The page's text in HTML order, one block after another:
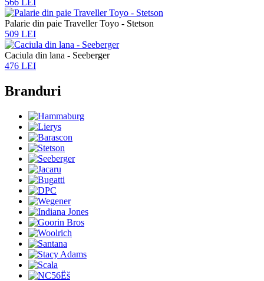
566 LEI
Palarie din paie Traveller Toyo - Stetson
509 LEI
Caciula din lana - Seeberger
476 LEI
Branduri